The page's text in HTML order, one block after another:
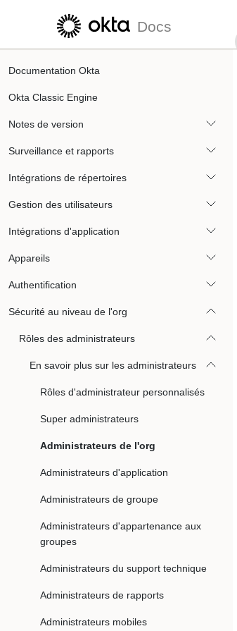
Passer au contenu principal Passer à la
Docs
Documentation Okta
Okta Classic Engine
Notes de version
Surveillance et rapports
Intégrations de répertoires
Gestion des utilisateurs
Intégrations d'application
Appareils
Authentification
Sécurité au niveau de l'org
Rôles des administrateurs
En savoir plus sur les administrateurs
Rôles d'administrateur personnalisés
Super administrateurs
Administrateurs de l'org
Administrateurs d'application
Administrateurs de groupe
Administrateurs d'appartenance aux
groupes
Administrateurs du support technique
Administrateurs de rapports
Administrateurs mobiles